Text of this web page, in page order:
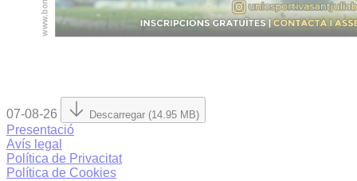
07-08-26 Descarregar (14.95 MB)
Presentació
Avís legal
Política de Privacitat
Política de Cookies